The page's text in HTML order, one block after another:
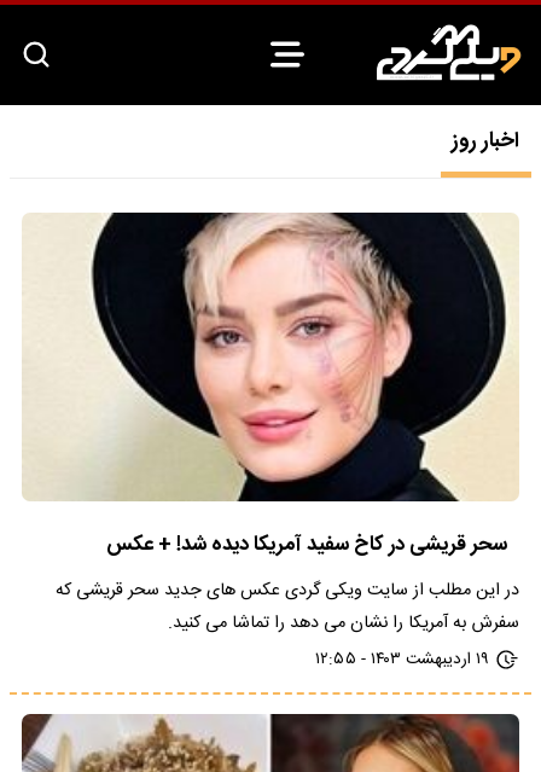
اخبار روز
سحر قریشی در کاخ سفید آمریکا دیده شد! + عکس
در این مطلب از سایت ویکی گردی عکس های جدید سحر قریشی که
سفرش به آمریکا را نشان می دهد را تماشا می کنید.
۱۹ اردیبهشت ۱۴۰۳ - ۱۲:۵۵